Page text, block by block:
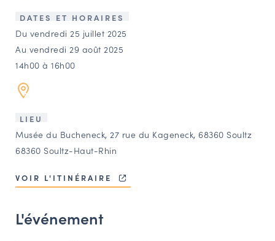
CONTACT
Agenda
Annuaire
Ressources
BOURSE D’ÉCHANGE
CARTES DES NAUDIN
DATES ET HORAIRES
Du vendredi 25 juillet 2025
Au vendredi 29 août 2025
14h00 à 16h00
LIEU
Musée du Bucheneck, 27 rue du Kageneck, 68360 Soultz
68360 Soultz-Haut-Rhin
VOIR L'ITINÉRAIRE
L'événement